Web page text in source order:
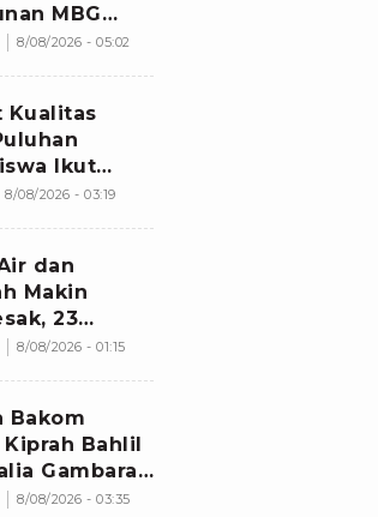
MBG
Terjadi
8/08/2026 - 05:02
Kualitas
Ikut
di
8/08/2026 - 03:19
dan
Makin
23
Berkumpul
8/08/2026 - 01:15
Bakom
Kiprah Bahlil
Gambaran
Dream'
8/08/2026 - 03:35